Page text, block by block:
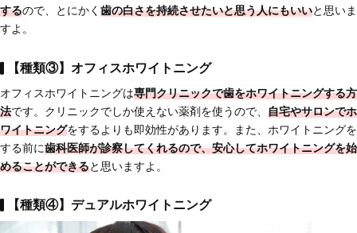
するので、とにかく 歯の白さを持続させたいと思う人にもいいと思いま
すよ。
【種類③】オフィスホワイトニング
オフィスホワイトニングは専門クリニックで歯をホワイトニングする方
法です。クリニックでしか使えない薬剤を使うので、 自宅やサロンでホ
ワイトニングをするよりも即効性があります。また、ホワイトニングを
する前に歯科医師が診察してくれるので、安心してホワイトニングを始
めることができると思いますよ。
【種類④】デュアルホワイトニング